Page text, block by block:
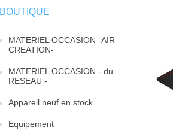
BOUTIQUE
MATERIEL OCCASION -AIR
CREATION-
MATERIEL OCCASION - du
RESEAU -
Appareil neuf en stock
Equipement